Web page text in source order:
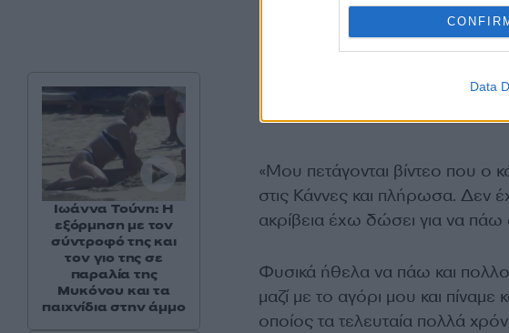
Data
«Μου πετάγονται βίντεο που ο
στις Κάννες και πλήρωσα. Δεν
ακρίβεια έχω δώσει για να
Φυσικά ήθελα να πάω και
μαζί με το αγόρι μου και
οποίος τα τελευταία πολλά
Ιωάννα Τούνη: Η
εξόρμηση με τον
σύντροφό της και
τον γιο της σε
παραλία της
Μυκόνου και τα
παιχνίδια στην άμμο